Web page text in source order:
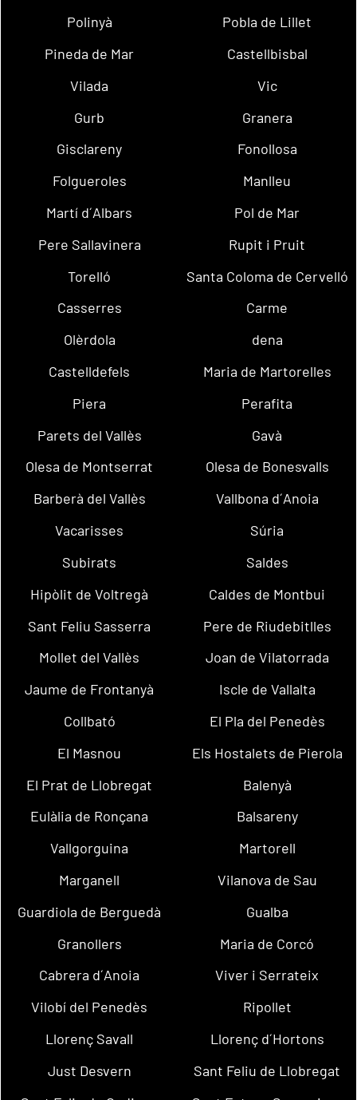
Polinyà
Pobla de Lillet
Pineda de Mar
Castellbisbal
Vilada
Vic
Gurb
Granera
Gisclareny
Fonollosa
Folgueroles
Manlleu
Martí d´Albars
Pol de Mar
Pere Sallavinera
Rupit i Pruit
Torelló
Santa Coloma de Cervelló
Casserres
Carme
Olèrdola
dena
Castelldefels
Maria de Martorelles
Piera
Perafita
Parets del Vallès
Gavà
Olesa de Montserrat
Olesa de Bonesvalls
Barberà del Vallès
Vallbona d´Anoia
Vacarisses
Súria
Subirats
Saldes
Hipòlit de Voltregà
Caldes de Montbui
Sant Feliu Sasserra
Pere de Riudebitlles
Mollet del Vallès
Joan de Vilatorrada
Jaume de Frontanyà
Iscle de Vallalta
Collbató
El Pla del Penedès
El Masnou
Els Hostalets de Pierola
El Prat de Llobregat
Balenyà
Eulàlia de Ronçana
Balsareny
Vallgorguina
Martorell
Marganell
Vilanova de Sau
Guardiola de Berguedà
Gualba
Granollers
Maria de Corcó
Cabrera d´Anoia
Viver i Serrateix
Vilobí del Penedès
Ripollet
Llorenç Savall
Llorenç d´Hortons
Just Desvern
Sant Feliu de Llobregat